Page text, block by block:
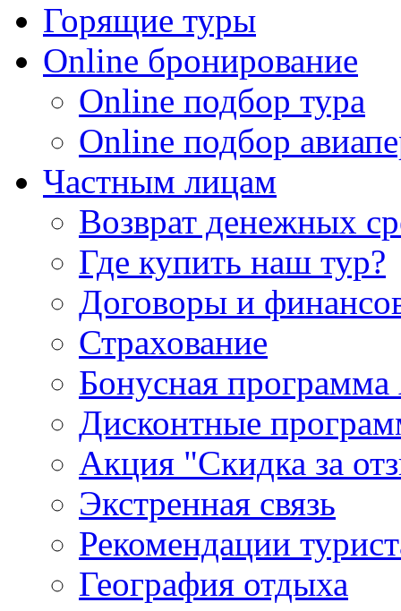
Горящие туры
Online бронирование
Online подбор тура
Online подбор
Частным лицам
Возврат денежных
Где купить наш тур?
Договоры и
Страхование
Бонусная
Дисконтные
Акция "Скидка за
Экстренная связь
Рекомендации
География отдыха